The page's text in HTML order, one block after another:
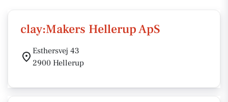
clay:Makers Hellerup ApS
Esthersvej 43
2900 Hellerup